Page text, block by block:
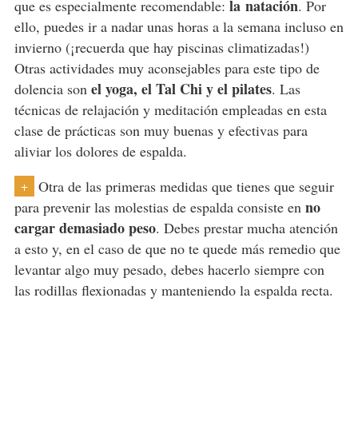
que es especialmente recomendable: la natación. Por
ello, puedes ir a nadar unas horas a la semana incluso en
invierno (¡recuerda que hay piscinas climatizadas!)
Otras actividades muy aconsejables para este tipo de
dolencia son el yoga, el Tal Chi y el pilates. Las
técnicas de relajación y meditación empleadas en esta
clase de prácticas son muy buenas y efectivas para
aliviar los dolores de espalda.
+
Otra de las primeras medidas que tienes que seguir
para prevenir las molestias de espalda consiste en no
cargar demasiado peso. Debes prestar mucha atención
a esto y, en el caso de que no te quede más remedio que
levantar algo muy pesado, debes hacerlo siempre con
las rodillas flexionadas y manteniendo la espalda recta.